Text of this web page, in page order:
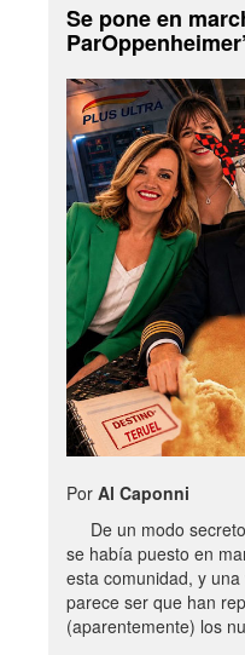
Se pone en
Por Al Caponni
De un modo
se había puesto en
esta comunidad, y
parece ser que han
(aparentemente) los